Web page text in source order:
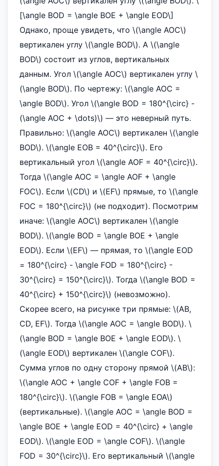
[\angle BOD = \angle BOE + \angle EOD\]
Однако, проще увидеть, что \(\angle AOC\)
вертикален углу \(\angle BOD\). А \(\angle
BOD\) состоит из углов, вертикальных
данным. Угол \(\angle AOC\) вертикален углу \
(\angle BOD\). По чертежу: \(\angle AOC =
\angle BOD\). Угол \(\angle BOD = 180^{\circ} -
(\angle AOC + \dots)\) — это неверный путь.
Правильно: \(\angle AOC\) вертикален \(\angle
BOD\). \(\angle EOB = 40^{\circ}\). Его
вертикальный угол \(\angle AOF = 40^{\circ}\).
Тогда \(\angle AOC = \angle AOF + \angle
FOC\). Если \(CD\) и \(EF\) прямые, то \(\angle
FOC = 180^{\circ}\) (не подходит). Посмотрим
иначе: \(\angle AOC\) вертикален \(\angle
BOD\). \(\angle BOD = \angle BOE + \angle
EOD\). Если \(EF\) — прямая, то \(\angle EOD
= 180^{\circ} - \angle FOD = 180^{\circ} -
30^{\circ} = 150^{\circ}\). Тогда \(\angle BOD =
40^{\circ} + 150^{\circ}\) (невозможно).
Скорее всего, на рисунке три прямые: \(AB,
CD, EF\). Тогда \(\angle AOC = \angle BOD\). \
(\angle BOD = \angle BOE + \angle EOD\). \
(\angle EOD\) вертикален \(\angle COF\).
Сумма углов по одну сторону прямой \(AB\):
\(\angle AOC + \angle COF + \angle FOB =
180^{\circ}\). \(\angle FOB = \angle EOA\)
(вертикальные). \(\angle AOC = \angle BOD =
\angle BOE + \angle EOD = 40^{\circ} + \angle
EOD\). \(\angle EOD = \angle COF\). \(\angle
FOD = 30^{\circ}\). Его вертикальный \(\angle